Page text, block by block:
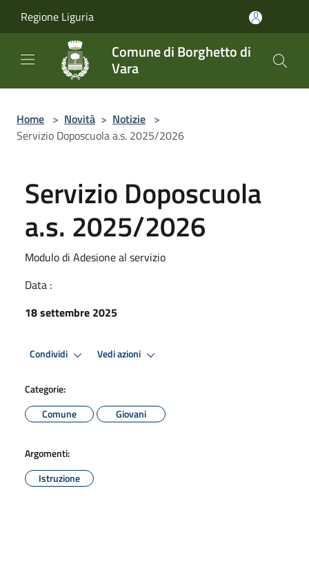
Regione Liguria
Comune di Borghetto di
Vara
Home > Novità > Notizie >
Servizio Doposcuola a.s. 2025/2026
Servizio Doposcuola
a.s. 2025/2026
Modulo di Adesione al servizio
Data :
18 settembre 2025
Condividi Vedi azioni
Categorie:
Comune
Giovani
Argomenti:
Istruzione